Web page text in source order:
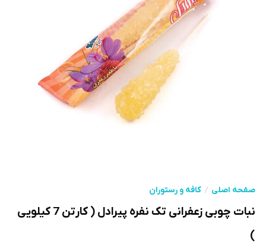
صفحه اصلی کافه و رستوران
نبات چوبی زعفرانی تک نفره پیرادل ( کارتن 7 کیلویی
)